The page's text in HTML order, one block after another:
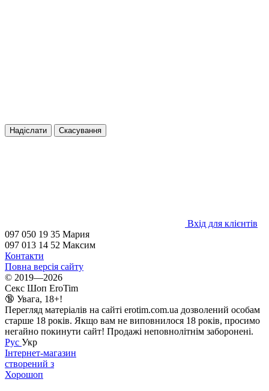
Надіслати Скасування
Вхід для клієнтів
097 050 19 35 Мария
097 013 14 52 Максим
Контакти
Повна версія сайту
© 2019—2026
Секс Шоп EroTim
🔞 Увага, 18+!
Перегляд матеріалів на сайті erotim.com.ua дозволений особам
старше 18 років. Якщо вам не виповнилося 18 років, просимо
негайно покинути сайт! Продажі неповнолітнім заборонені.
Рус Укр
Інтернет-магазин
створений з
Хорошоп